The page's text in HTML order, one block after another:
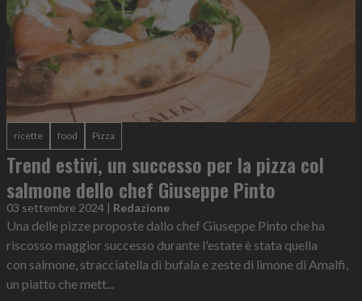
ricette food Pizza
Trend estivi, un successo per la pizza col
salmone dello chef Giuseppe Pinto
03 settembre 2024 | Redazione
Una delle pizze proposte dallo chef Giuseppe Pinto che ha
riscosso maggior successo durante l'estate è stata quella
con salmone, stracciatella di bufala e zeste di limone di Amalfi,
un piatto che mett...